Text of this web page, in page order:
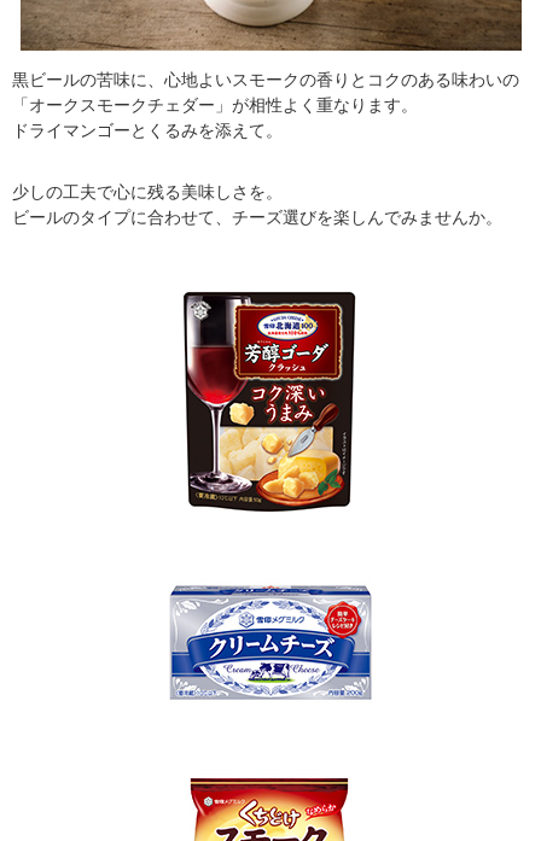
黒ビールの苦味に、心地よいスモークの香りとコクのある味わいの
「オークスモークチェダー」が相性よく重なります。
ドライマンゴーとくるみを添えて。
少しの工夫で心に残る美味しさを。
ビールのタイプに合わせて、チーズ選びを楽しんでみませんか。